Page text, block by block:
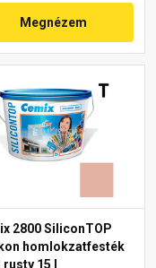
Megnézem
2800 SiliconTOP
homlokzatfesték
15 l